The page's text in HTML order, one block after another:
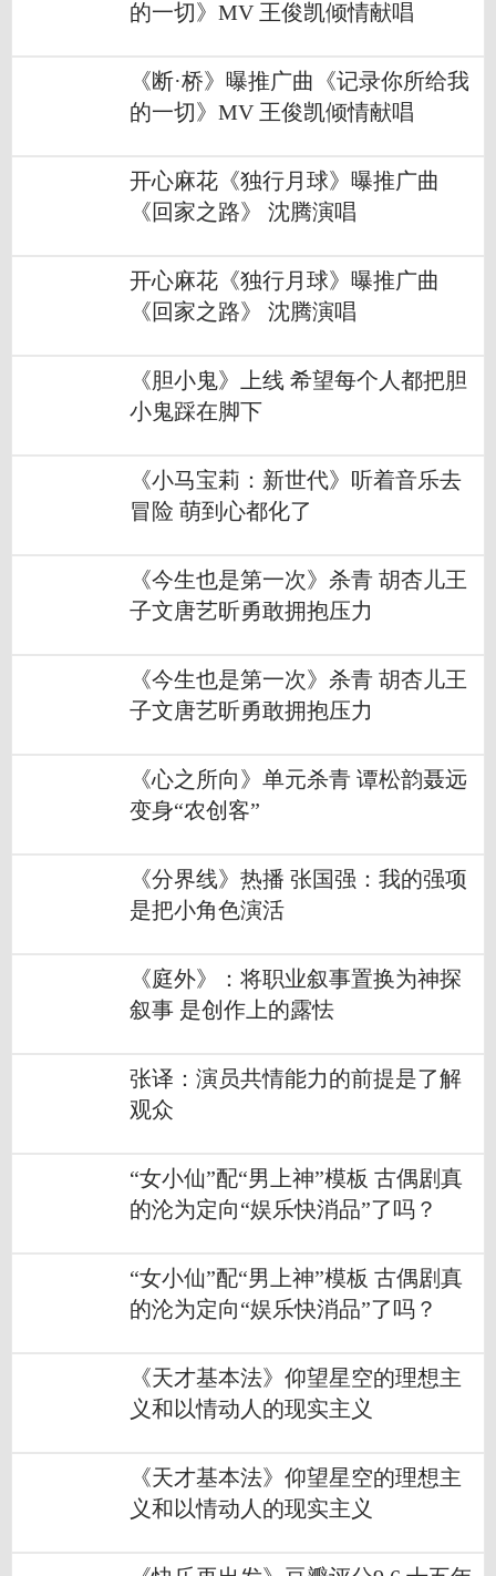
的一切》MV 王俊凯倾情献唱
《断·桥》曝推广曲《记录你所给我
的一切》MV 王俊凯倾情献唱
开心麻花《独行月球》曝推广曲
《回家之路》 沈腾演唱
开心麻花《独行月球》曝推广曲
《回家之路》 沈腾演唱
《胆小鬼》上线 希望每个人都把胆
小鬼踩在脚下
《小马宝莉：新世代》听着音乐去
冒险 萌到心都化了
《今生也是第一次》杀青 胡杏儿王
子文唐艺昕勇敢拥抱压力
《今生也是第一次》杀青 胡杏儿王
子文唐艺昕勇敢拥抱压力
《心之所向》单元杀青 谭松韵聂远
变身“农创客”
《分界线》热播 张国强：我的强项
是把小角色演活
《庭外》：将职业叙事置换为神探
叙事 是创作上的露怯
张译：演员共情能力的前提是了解
观众
“女小仙”配“男上神”模板 古偶剧真
的沦为定向“娱乐快消品”了吗？
“女小仙”配“男上神”模板 古偶剧真
的沦为定向“娱乐快消品”了吗？
《天才基本法》仰望星空的理想主
义和以情动人的现实主义
《天才基本法》仰望星空的理想主
义和以情动人的现实主义